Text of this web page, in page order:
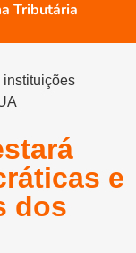
Tributária
instituições
e
dos